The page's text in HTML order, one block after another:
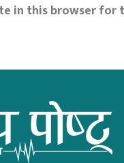
in this browser